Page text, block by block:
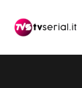
navigazione
contenuto
barra
primaria